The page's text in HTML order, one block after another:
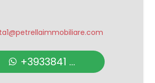
+3933841 ...